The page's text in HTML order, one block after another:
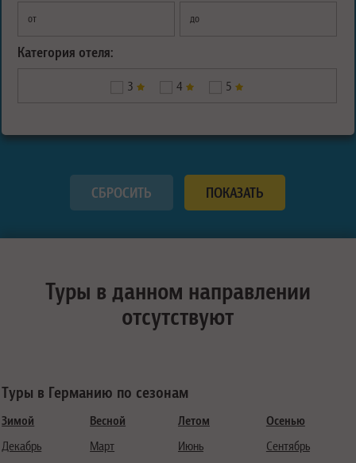
от до
Категория отеля:
3 4 5
Туры в данном направлении
отсутствуют
Туры в Германию по сезонам
Зимой
Декабрь
Весной
Март
Летом
Июнь
Осенью
Сентябрь